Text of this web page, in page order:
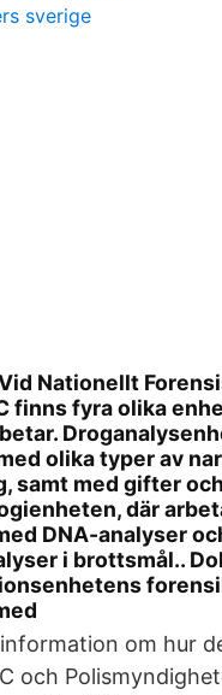
sverige
Nationellt
finns fyra olika
olika typer av
samt med gifter
där
DNA-analyser
i brottsmål..
om hur
och